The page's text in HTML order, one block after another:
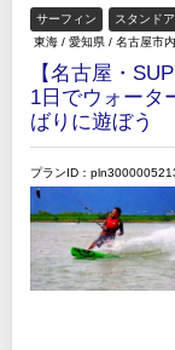
サーフィン
スタンド
東海 / 愛知県 / 名古屋市内
【名古屋・
1日でウォータ
ばりに遊ぼう
プランID：